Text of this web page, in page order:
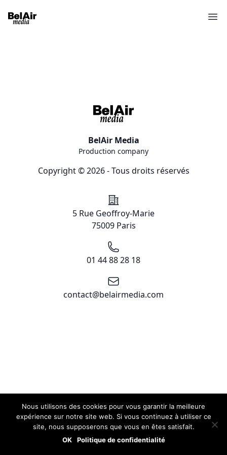
BelAir Media
Production company
Copyright © 2026 - Tous droits réservés
Addresse
5 Rue Geoffroy-Marie
75009 Paris
Téléphone
01 44 88 28 18
Email
contact@belairmedia.com
Nous utilisons des cookies pour vous garantir la meilleure
expérience sur notre site web. Si vous continuez à utiliser ce
site, nous supposerons que vous en êtes satisfait.
OK
Politique de confidentialité